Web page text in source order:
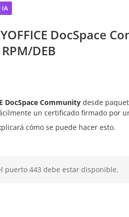
IA
DocSpace
DEB
DocSpace Community desde
un certificado firmado por
cómo se puede hacer esto.
puerto 443 debe estar disponible.